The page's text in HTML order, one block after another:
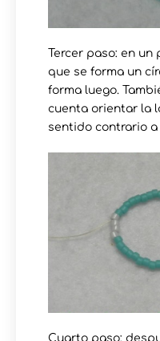
Tercer paso: en
que se forma un
forma luego.
cuenta orientar la
sentido contrario a
Cuarto paso: